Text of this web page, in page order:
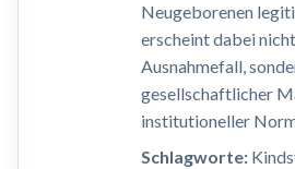
Neugeborenen
erscheint dabei
Ausnahmefall,
gesellschaftlicher
institutioneller
Schlagworte: